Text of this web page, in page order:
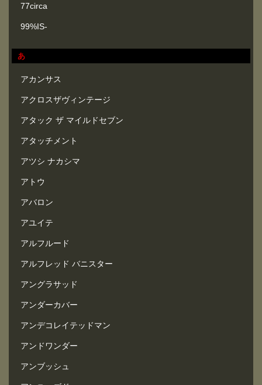
77circa
99%IS-
あ
アカンサス
アクロスザヴィンテージ
アタック ザ マイルドセブン
アタッチメント
アツシ ナカシマ
アトウ
アバロン
アユイテ
アルフルード
アルフレッド バニスター
アングラサッド
アンダーカバー
アンデコレイテッドマン
アンドワンダー
アンブッシュ